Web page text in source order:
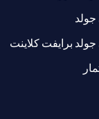
برايفت كلاينت